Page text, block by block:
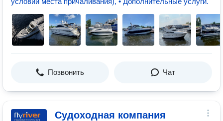
Позвонить Чат
Судоходная компания